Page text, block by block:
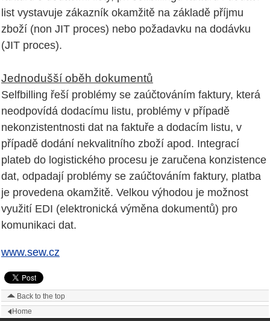
list vystavuje zákazník okamžitě na základě příjmu
zboží (non JIT proces) nebo požadavku na dodávku
(JIT proces).
Jednodušší oběh dokumentů
Selfbilling řeší problémy se zaúčtováním faktury, která
neodpovídá dodacímu listu, problémy v případě
nekonzistentnosti dat na faktuře a dodacím listu, v
případě dodání nekvalitního zboží apod. Integrací
plateb do logistického procesu je zaručena konzistence
dat, odpadají problémy se zaúčtováním faktury, platba
je provedena okamžitě. Velkou výhodou je možnost
využití EDI (elektronická výměna dokumentů) pro
komunikaci dat.
www.sew.cz
Back to the top
Home